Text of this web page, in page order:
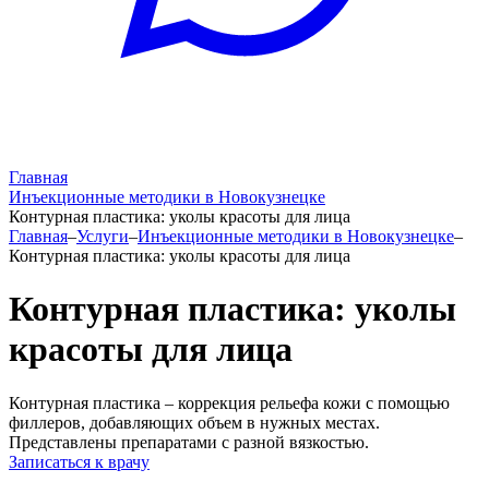
Главная
Инъекционные методики в Новокузнецке
Контурная пластика: уколы красоты для лица
Главная–Услуги–Инъекционные методики в Новокузнецке–
Контурная пластика: уколы красоты для лица
Контурная пластика: уколы
красоты для лица
Контурная пластика – коррекция рельефа кожи с помощью
филлеров, добавляющих объем в нужных местах.
Представлены препаратами с разной вязкостью.
Записаться к врачу